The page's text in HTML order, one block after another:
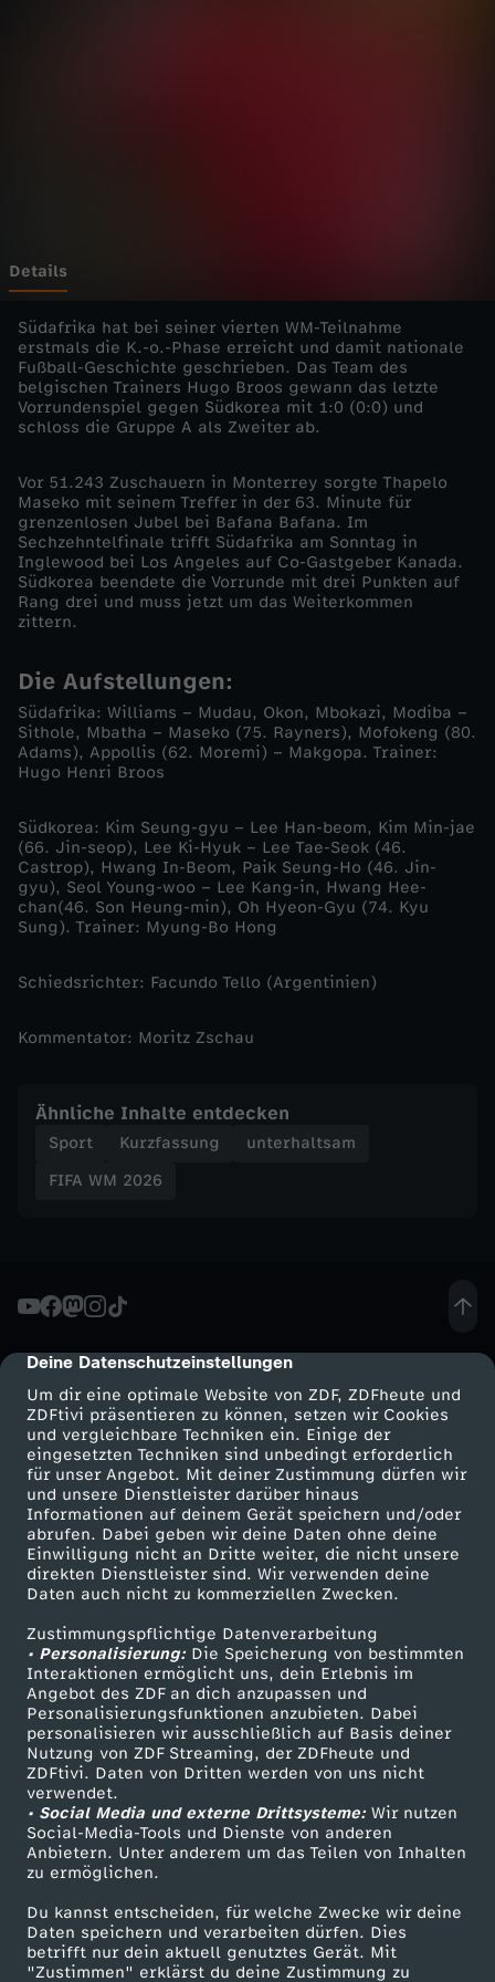
cmp-dialog-description
Deine Datenschutzeinstellungen
Um dir eine optimale Website von ZDF, ZDFheute und
ZDFtivi präsentieren zu können, setzen wir Cookies
und vergleichbare Techniken ein. Einige der
eingesetzten Techniken sind unbedingt erforderlich
für unser Angebot. Mit deiner Zustimmung dürfen wir
und unsere Dienstleister darüber hinaus
Informationen auf deinem Gerät speichern und/oder
abrufen. Dabei geben wir deine Daten ohne deine
Einwilligung nicht an Dritte weiter, die nicht unsere
direkten Dienstleister sind. Wir verwenden deine
Daten auch nicht zu kommerziellen Zwecken.
Zustimmungspflichtige Datenverarbeitung
• Personalisierung:Die Speicherung von bestimmten
Interaktionen ermöglicht uns, dein Erlebnis im
Angebot des ZDF an dich anzupassen und
Personalisierungsfunktionen anzubieten. Dabei
personalisieren wir ausschließlich auf Basis deiner
Nutzung von ZDF Streaming, der ZDFheute und
ZDFtivi. Daten von Dritten werden von uns nicht
verwendet.
• Social Media und externe Drittsysteme:Wir nutzen
Social-Media-Tools und Dienste von anderen
Anbietern. Unter anderem um das Teilen von Inhalten
zu ermöglichen.
Du kannst entscheiden, für welche Zwecke wir deine
Daten speichern und verarbeiten dürfen. Dies
betrifft nur dein aktuell genutztes Gerät. Mit
"Zustimmen" erklärst du deine Zustimmung zu
p
a
n
n
u
n
g
u
r
e
i
S
a
f
i
a
g
e
g
e
n
S
ü
d
k
o
Details
Südafrika hat bei seiner vierten WM-Teilnahme
erstmals die K.-o.-Phase erreicht und damit nationale
Fußball-Geschichte geschrieben. Das Team des
belgischen Trainers Hugo Broos gewann das letzte
Vorrundenspiel gegen Südkorea mit 1:0 (0:0) und
schloss die Gruppe A als Zweiter ab.
Vor 51.243 Zuschauern in Monterrey sorgte Thapelo
Maseko mit seinem Treffer in der 63. Minute für
grenzenlosen Jubel bei Bafana Bafana. Im
Sechzehntelfinale trifft Südafrika am Sonntag in
Inglewood bei Los Angeles auf Co-Gastgeber Kanada.
Südkorea beendete die Vorrunde mit drei Punkten auf
Rang drei und muss jetzt um das Weiterkommen
zittern.
Die Aufstellungen:
Südafrika: Williams – Mudau, Okon, Mbokazi, Modiba –
Sithole, Mbatha – Maseko (75. Rayners), Mofokeng (80.
Adams), Appollis (62. Moremi) – Makgopa. Trainer:
Hugo Henri Broos
Südkorea: Kim Seung-gyu – Lee Han-beom, Kim Min-jae
(66. Jin-seop), Lee Ki-Hyuk – Lee Tae-Seok (46.
Castrop), Hwang In-Beom, Paik Seung-Ho (46. Jin-
gyu), Seol Young-woo – Lee Kang-in, Hwang Hee-
chan(46. Son Heung-min), Oh Hyeon-Gyu (74. Kyu
Sung). Trainer: Myung-Bo Hong
Schiedsrichter: Facundo Tello (Argentinien)
Kommentator: Moritz Zschau
Ähnliche Inhalte entdecken
Sport Kurzfassung
unterhaltsam
FIFA WM 2026
Mehr ZDF
ZDF-Apps
Smart TV
ZDFtext
Livestreams
Sendungen A-Z
TV-Programm
Service
ZDFmitreden
Kontakt zum ZDF
Tickets
Zuschauerservice
Hilfe
ZDF Unternehmen
Karriere
ZDF goes Schule
Werbefernsehen